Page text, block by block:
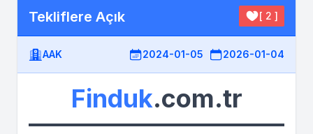
Tekliflere Açık [ 2 ]
AAK 2024-01-05 2026-01-04
Finduk.com.tr